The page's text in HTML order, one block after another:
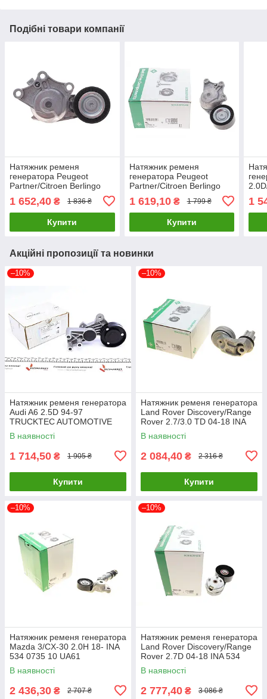
Подібні товари компанії
Натяжник ременя
генератора Peugeot
Partner/Citroen Berlingo
(всередині OE)
1631481580 UA61
1 652,40 ₴ 1 836 ₴
Купити
Натяжник ременя
генератора Peugeot
Partner/Citroen Berlingo
1.6HDi 10- (65x26) INA 534
0903 10 UA61
1 619,10₴ 1 799 ₴
Купити
1
Акційні пропозиції та новинки
–10%
Натяжник ременя генератора
Audi A6 2.5D 94-97
TRUCKTEC AUTOMOTIVE
07.19.215 UA61
В наявності
1 714,50 ₴ 1 905 ₴
Купити
–10%
Натяжник ременя генератора
Land Rover Discovery/Range
Rover 2.7/3.0 TD 04-18 INA
534 0635 10 UA61
В наявності
2 084,40 ₴ 2 316 ₴
Купити
–10%
Натяжник ременя генератора
Mazda 3/CX-30 2.0H 18- INA
534 0735 10 UA61
В наявності
2 436,30 ₴ 2 707 ₴
–10%
Натяжник ременя генератора
Land Rover Discovery/Range
Rover 2.7D 04-18 INA 534
0681 10 UA61
В наявності
2 777,40 ₴ 3 086 ₴